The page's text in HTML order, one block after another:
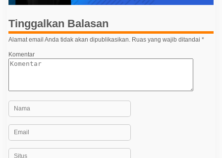
i
p
o
s
Tinggalkan Balasan
Alamat email Anda tidak akan dipublikasikan. Ruas yang wajib ditandai *
Komentar